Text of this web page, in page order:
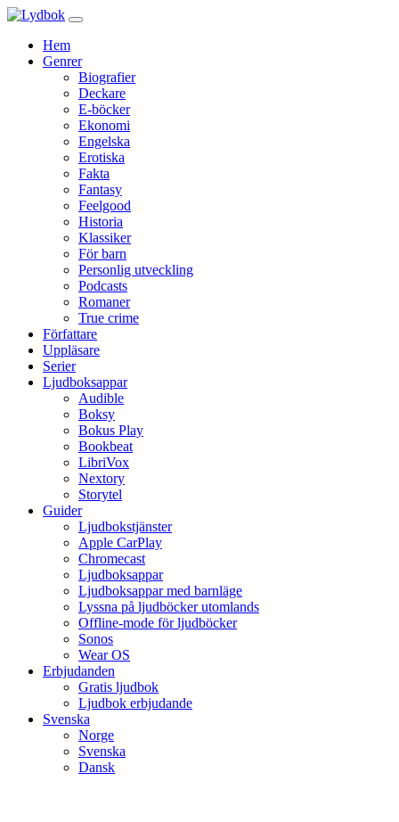
Hem
Genrer
Biografier
Deckare
E-böcker
Ekonomi
Engelska
Erotiska
Fakta
Fantasy
Feelgood
Historia
Klassiker
För barn
Personlig utveckling
Podcasts
Romaner
True crime
Författare
Uppläsare
Serier
Ljudboksappar
Audible
Boksy
Bokus Play
Bookbeat
LibriVox
Nextory
Storytel
Guider
Ljudbokstjänster
Apple CarPlay
Chromecast
Ljudboksappar
Ljudboksappar med barnläge
Lyssna på ljudböcker utomlands
Offline-mode för ljudböcker
Sonos
Wear OS
Erbjudanden
Gratis ljudbok
Ljudbok erbjudande
Svenska
Norge
Svenska
Dansk